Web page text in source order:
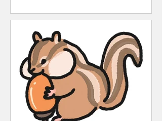
なんでもすぐ調べて来てくれること！
illustrated by オガタミホ 〝...